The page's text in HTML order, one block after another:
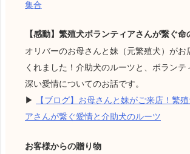
集合
【感動】繁殖犬ボランティアさんが繋ぐ命
オリバーのお母さんと妹（元繁殖犬）がお
くれました！介助犬のルーツと、ボラン
深い愛情についてのお話です。
▶
【ブログ】お母さんと妹がご来店！繁
アさんが繋ぐ愛情と介助犬のルーツ
お客様からの贈り物